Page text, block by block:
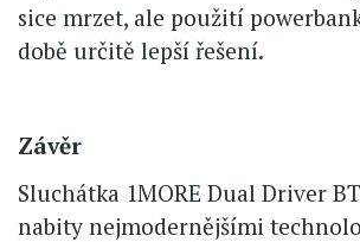
sice mrzet, ale použití
době určitě lepší řešení.
Závěr
Sluchátka 1MORE Dual Driver
nabity nejmodernějšími